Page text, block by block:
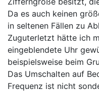
Da es auch keinen
in seltenen Fällen zu
Zuguterletzt hätte ich
eingeblendete Uhr
beispielsweise beim
Das Umschalten auf
Frequenz ist nicht